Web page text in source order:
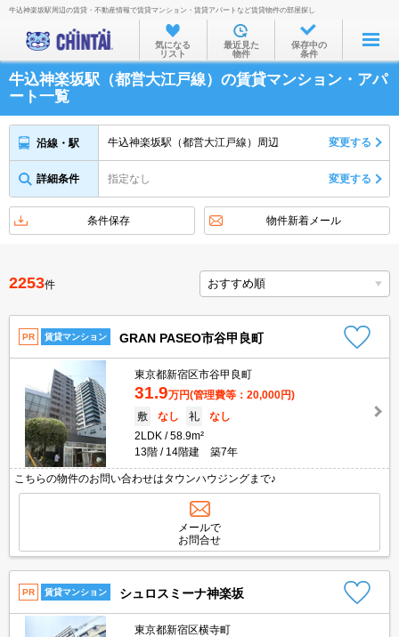
お部屋を探す
沿線・駅から
住所から
家賃相場から
不動産会社から
牛込神楽坂駅周辺の賃貸・不動産情報で賃貸マンション・賃貸アパートなど賃貸物件の部屋探し
気になる
リスト
最近見た
物件
保存中の
条件
牛込神楽坂駅（都営大江戸線）の賃貸マンション・アパ
ート一覧
沿線・駅 牛込神楽坂駅（都営大江戸線）周辺 変更する
詳細条件 指定なし 変更する
条件保存 物件新着メール
2253件
PR 賃貸マンション GRAN PASEO市谷甲良町
東京都新宿区市谷甲良町
31.9万円(管理費等：20,000円)
敷
なし 礼
なし
2LDK
58.9m²
13階
14階建 築7年
こちらの物件のお問い合わせはタウンハウジングまで♪
メールで
お問合せ
PR 賃貸マンション シュロスミーナ神楽坂
東京都新宿区横寺町